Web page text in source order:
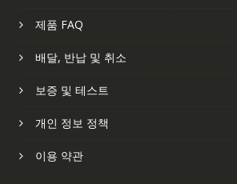
제품 FAQ
배달, 반납 및 취소
보증 및 테스트
개인 정보 정책
이용 약관